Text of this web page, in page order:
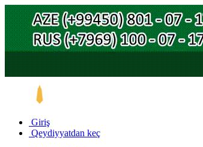
Giriş
Qeydiyyatdan keç